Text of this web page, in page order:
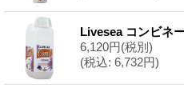
Livesea コンビネ
6,120円(税別)
(税込: 6,732円)